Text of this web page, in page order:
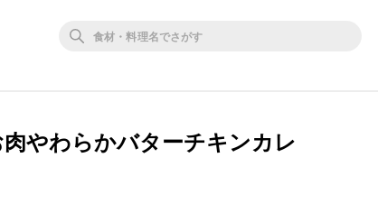
やわらかバターチキンカレ